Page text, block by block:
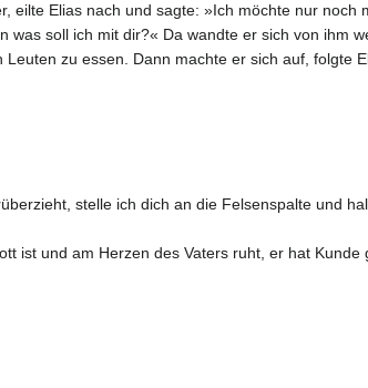
eilte Elias nach und sagte: »Ich möchte nur
soll ich mit dir?« Da wandte er sich von ihm
zu essen. Dann machte er sich auf, folgte
stelle ich dich an die Felsenspalte und
ist und am Herzen des Vaters ruht, er hat